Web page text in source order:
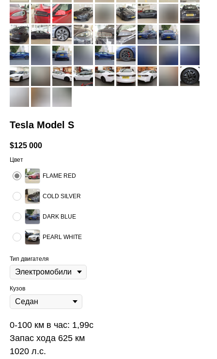
Tesla Model S
$125 000
Цвет
FLAME RED
COLD SILVER
DARK BLUE
PEARL WHITE
Тип двигателя
Кузов
0-100 км в час: 1,99с
Запас хода 625 км
1020 л.с.